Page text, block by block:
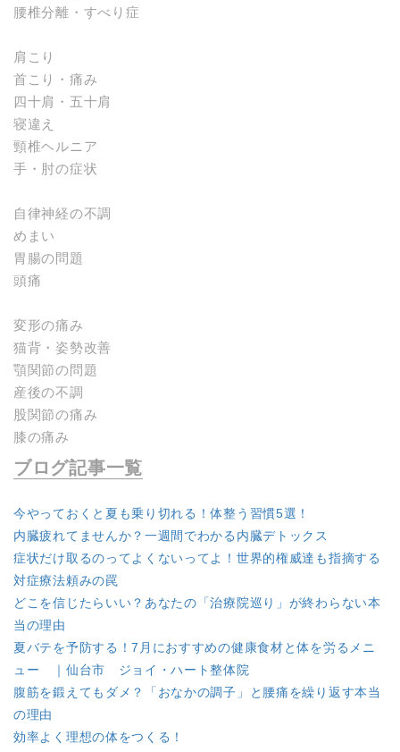
腰椎分離・すべり症
肩こり
首こり・痛み
四十肩・五十肩
寝違え
頸椎ヘルニア
手・肘の症状
自律神経の不調
めまい
胃腸の問題
頭痛
変形の痛み
猫背・姿勢改善
顎関節の問題
産後の不調
股関節の痛み
膝の痛み
ブログ記事一覧
今やっておくと夏も乗り切れる！体整う習慣5選！
内臓疲れてませんか？一週間でわかる内臓デトックス
症状だけ取るのってよくないってよ！世界的権威達も指摘する
対症療法頼みの罠
どこを信じたらいい？あなたの「治療院巡り」が終わらない本
当の理由
夏バテを予防する！7月におすすめの健康食材と体を労るメニ
ュー ｜仙台市 ジョイ・ハート整体院
腹筋を鍛えてもダメ？「おなかの調子」と腰痛を繰り返す本当
の理由
効率よく理想の体をつくる！